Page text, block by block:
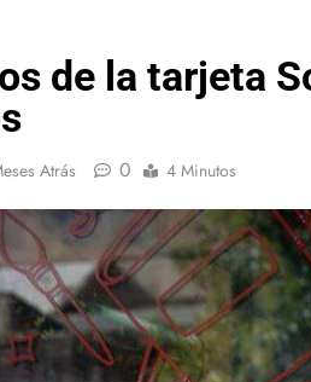
de la tarjeta
Atrás 0 4 Minutos